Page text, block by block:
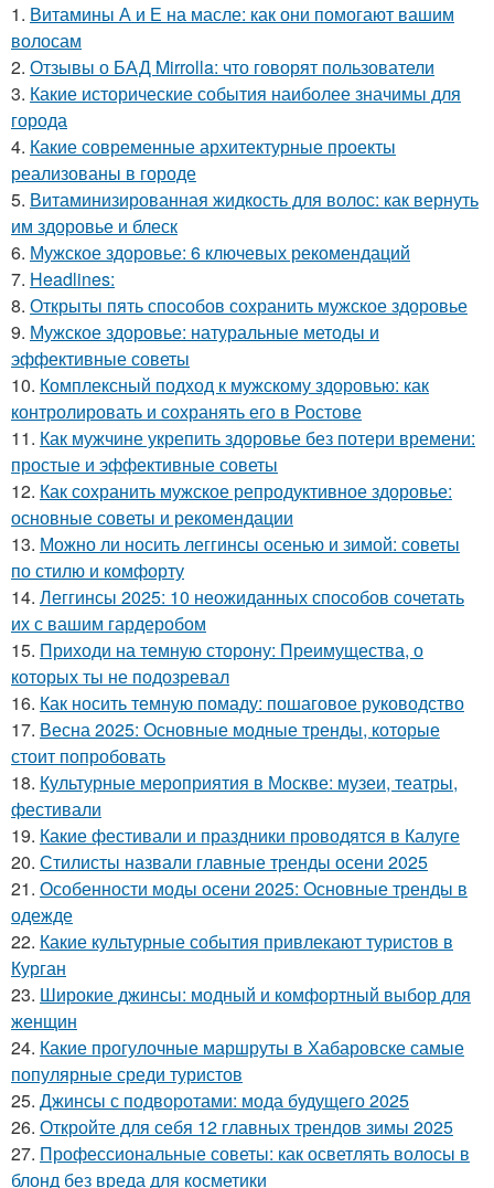
1. Витамины А и Е на масле: как они помогают вашим
волосам
2. Отзывы о БАД Mirrolla: что говорят пользователи
3. Какие исторические события наиболее значимы для
города
4. Какие современные архитектурные проекты
реализованы в городе
5. Витаминизированная жидкость для волос: как вернуть
им здоровье и блеск
6. Мужское здоровье: 6 ключевых рекомендаций
7. Headlines:
8. Открыты пять способов сохранить мужское здоровье
9. Мужское здоровье: натуральные методы и
эффективные советы
10. Комплексный подход к мужскому здоровью: как
контролировать и сохранять его в Ростове
11. Как мужчине укрепить здоровье без потери времени:
простые и эффективные советы
12. Как сохранить мужское репродуктивное здоровье:
основные советы и рекомендации
13. Можно ли носить леггинсы осенью и зимой: советы
по стилю и комфорту
14. Леггинсы 2025: 10 неожиданных способов сочетать
их с вашим гардеробом
15. Приходи на темную сторону: Преимущества, о
которых ты не подозревал
16. Как носить темную помаду: пошаговое руководство
17. Весна 2025: Основные модные тренды, которые
стоит попробовать
18. Культурные мероприятия в Москве: музеи, театры,
фестивали
19. Какие фестивали и праздники проводятся в Калуге
20. Стилисты назвали главные тренды осени 2025
21. Особенности моды осени 2025: Основные тренды в
одежде
22. Какие культурные события привлекают туристов в
Курган
23. Широкие джинсы: модный и комфортный выбор для
женщин
24. Какие прогулочные маршруты в Хабаровске самые
популярные среди туристов
25. Джинсы с подворотами: мода будущего 2025
26. Откройте для себя 12 главных трендов зимы 2025
27. Профессиональные советы: как осветлять волосы в
блонд без вреда для косметики